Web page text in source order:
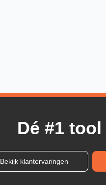
Dé #1
Bekijk klantervaringen